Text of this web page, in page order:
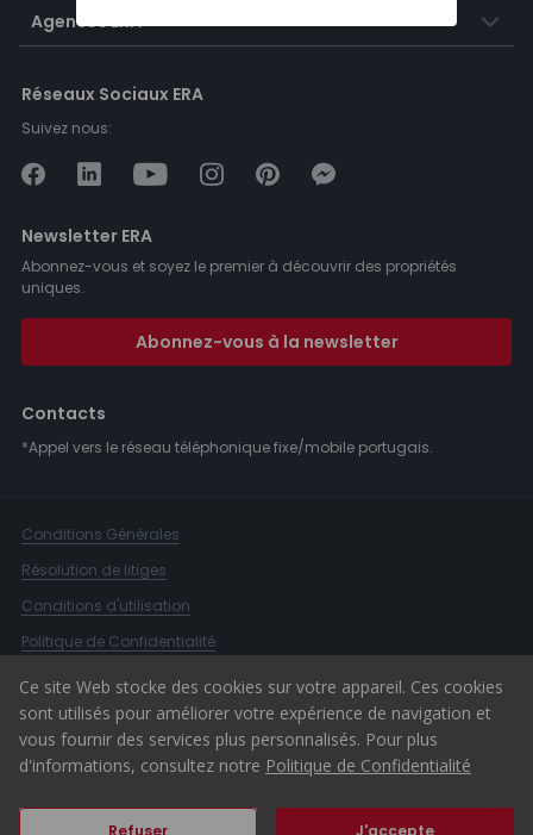
Agences ERA
Réseaux Sociaux ERA
Suivez nous:
Newsletter ERA
Abonnez-vous et soyez le premier à découvrir des propriétés
uniques.
Abonnez-vous à la newsletter
Contacts
*Appel vers le réseau téléphonique fixe/mobile portugais.
Conditions Générales
Résolution de litiges
Conditions d'utilisation
Politique de Confidentialité
Livre de Réclamations
Canal d'alerte
© 2026 ERA Portugal
Ce site Web stocke des cookies sur votre appareil. Ces cookies
sont utilisés pour améliorer votre expérience de navigation et
vous fournir des services plus personnalisés. Pour plus
d'informations, consultez notre Politique de Confidentialité
Refuser J'accepte